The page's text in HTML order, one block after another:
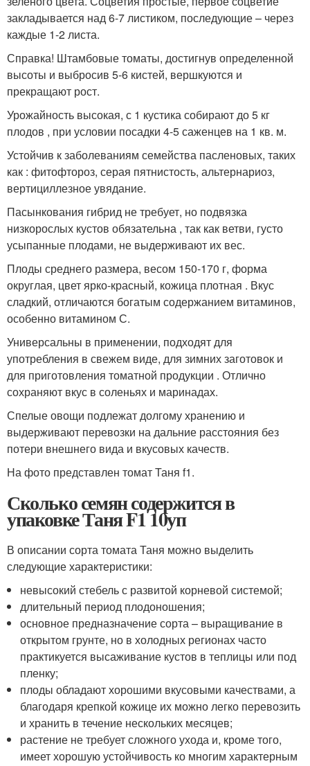
закладывается над 6-7 листиком, последующие – через
каждые 1-2 листа.
Справка! Штамбовые томаты, достигнув определенной
высоты и выбросив 5-6 кистей, вершкуются и
прекращают рост.
Урожайность высокая, с 1 кустика собирают до 5 кг
плодов , при условии посадки 4-5 саженцев на 1 кв. м.
Устойчив к заболеваниям семейства пасленовых, таких
как : фитофтороз, серая пятнистость, альтернариоз,
вертициллезное увядание.
Пасынкования гибрид не требует, но подвязка
низкорослых кустов обязательна , так как ветви, густо
усыпанные плодами, не выдерживают их вес.
Плоды среднего размера, весом 150-170 г, форма
округлая, цвет ярко-красный, кожица плотная . Вкус
сладкий, отличаются богатым содержанием витаминов,
особенно витамином С.
Универсальны в применении, подходят для
употребления в свежем виде, для зимних заготовок и
для приготовления томатной продукции . Отлично
сохраняют вкус в соленьях и маринадах.
Спелые овощи подлежат долгому хранению и
выдерживают перевозки на дальние расстояния без
потери внешнего вида и вкусовых качеств.
На фото представлен томат Таня f1.
Сколько семян содержится в
упаковке Таня F1 10уп
В описании сорта томата Таня можно выделить
следующие характеристики:
невысокий стебель с развитой корневой системой;
длительный период плодоношения;
основное предназначение сорта – выращивание в
открытом грунте, но в холодных регионах часто
практикуется высаживание кустов в теплицы или под
пленку;
плоды обладают хорошими вкусовыми качествами, а
благодаря крепкой кожице их можно легко перевозить
и хранить в течение нескольких месяцев;
растение не требует сложного ухода и, кроме того,
имеет хорошую устойчивость ко многим характерным